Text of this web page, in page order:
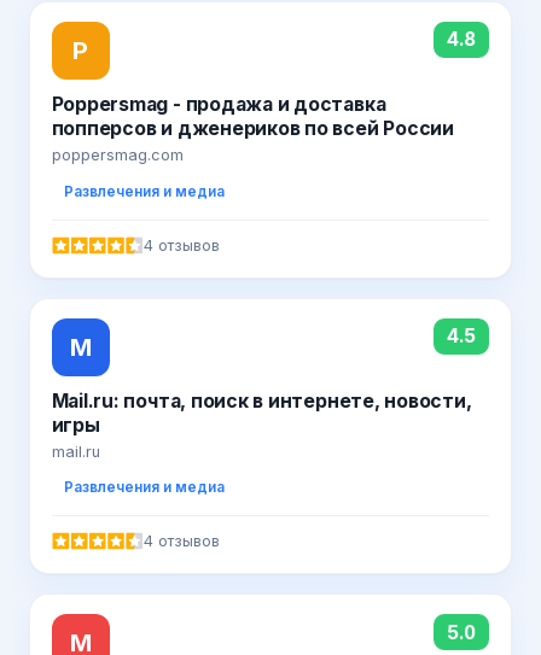
P 4.8
Poppersmag - продажа и доставка
попперсов и дженериков по всей России
poppersmag.com
Развлечения и медиа
4 отзывов
M 4.5
Mail.ru: почта, поиск в интернете, новости,
игры
mail.ru
Развлечения и медиа
4 отзывов
М 5.0